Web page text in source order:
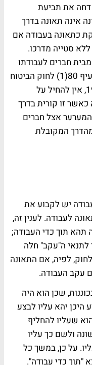
דחה את תביעת
אינה תאונה בדרך
כתאונה בעבודה אם
סטייה מדרכו.
חברים לעבודתו
ולא בדרך ממעונו לעבודה כנדרש בסעיף 80(1) לחוק הביטוח
הלאומי [נוסח משולב] התשנ"ה- 1995, אין להחיל על
זו קורית בדרך
אצל חברים
המקובלת
יש לקבוע את
לעבודה. לענין זה,
תהא תוך כדי העבודה;
ה"עקב" חלה
חזקת הסיבתיות הקבועה בסעיף 83 לחוק, לפיה, אם התאונה
עקב העבודה.
שכן הוא היה
היכן יהא עליו לבצע
שעליו להחליף
ולשם כך עליו
על כן, במשך כל
"תוך כדי עבודה".